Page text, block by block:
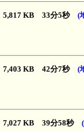
5,817 KB 33分5秒 (
7,403 KB 42分7秒 (
7,027 KB 39分58秒